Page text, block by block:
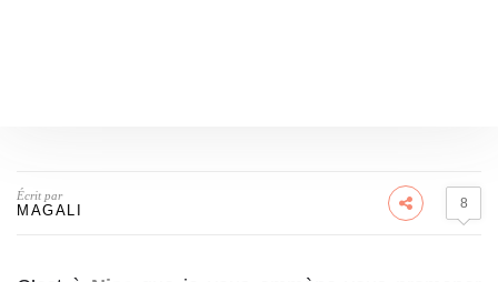
Écrit par
MAGALI 8